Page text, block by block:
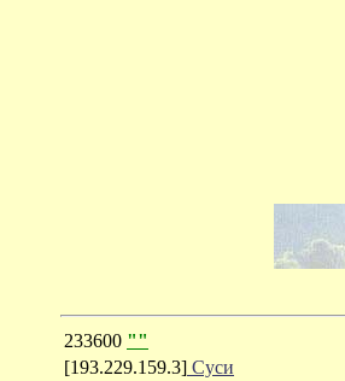
233600 ""
[193.229.159.3] Суси